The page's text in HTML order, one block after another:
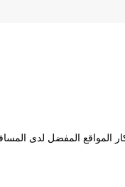
المواقع المفضل لدى